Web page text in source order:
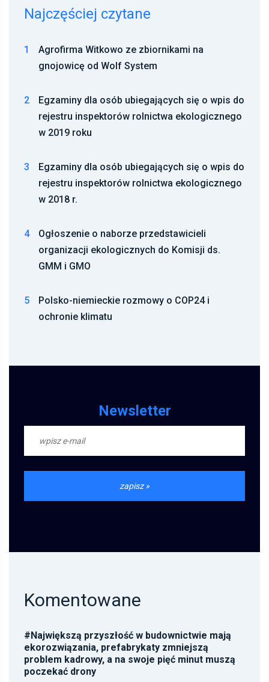
Najczęściej czytane
1
Agrofirma Witkowo ze zbiornikami na
gnojowicę od Wolf System
2
Egzaminy dla osób ubiegających się o wpis do
rejestru inspektorów rolnictwa ekologicznego
w 2019 roku
3
Egzaminy dla osób ubiegających się o wpis do
rejestru inspektorów rolnictwa ekologicznego
w 2018 r.
4
Ogłoszenie o naborze przedstawicieli
organizacji ekologicznych do Komisji ds.
GMM i GMO
5
Polsko-niemieckie rozmowy o COP24 i
ochronie klimatu
Newsletter
Komentowane
#Największą przyszłość w budownictwie mają
ekorozwiązania, prefabrykaty zmniejszą
problem kadrowy, a na swoje pięć minut muszą
poczekać drony